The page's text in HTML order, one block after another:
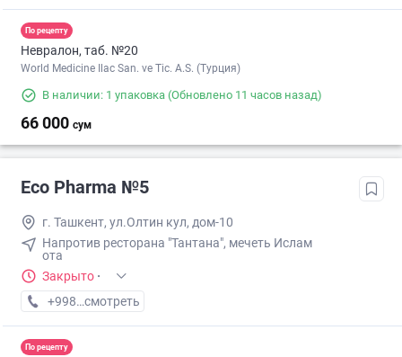
По рецепту
Невралон, таб. №20
World Medicine Ilac San. ve Tic. A.S. (Турция)
В наличии: 1 упаковка (Обновлено 11 часов назад)
66 000 сум
Eco Pharma №5
г. Ташкент, ул.Олтин кул, дом-10
Напротив ресторана "Тантана", мечеть Ислам
ота
Закрыто ·
+998 (55) XXX-XX-XX
смотреть
По рецепту